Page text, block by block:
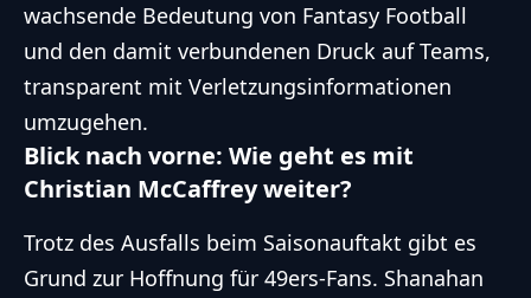
wachsende Bedeutung von Fantasy Football
und den damit verbundenen Druck auf Teams,
transparent mit Verletzungsinformationen
umzugehen.
Blick nach vorne: Wie geht es mit
Christian McCaffrey weiter?
Trotz des Ausfalls beim Saisonauftakt gibt es
Grund zur Hoffnung für 49ers-Fans. Shanahan